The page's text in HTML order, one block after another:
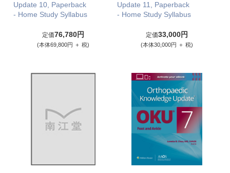
Update 10, Paperback
- Home Study Syllabus
定価76,780円
(本体69,800円 ＋ 税)
Update 11, Paperback
- Home Study Syllabus
定価33,000円
(本体30,000円 ＋ 税)